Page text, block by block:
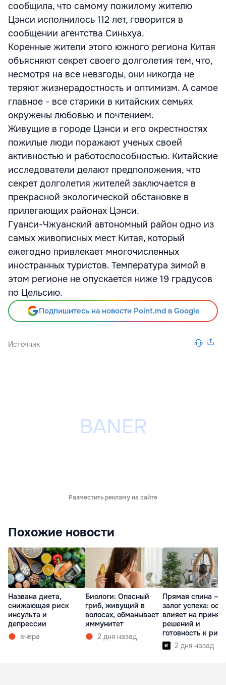
сообщила, что самому пожилому жителю
Цэнси исполнилось 112 лет, говорится в
сообщении агентства Синьхуа.
Коренные жители этого южного региона Китая
объясняют секрет своего долголетия тем, что,
несмотря на все невзгоды, они никогда не
теряют жизнерадостность и оптимизм. А самое
главное - все старики в китайских семьях
окружены любовью и почтением.
Живущие в городе Цэнси и его окрестностях
пожилые люди поражают ученых своей
активностью и работоспособностью. Китайские
исследователи делают предположения, что
секрет долголетия жителей заключается в
прекрасной экологической обстановке в
прилегающих районах Цэнси.
Гуанси-Чжуанский автономный район одно из
самых живописных мест Китая, который
ежегодно привлекает многочисленных
иностранных туристов. Температура зимой в
этом регионе не опускается ниже 19 градусов
по Цельсию.
Подпишитесь на новости Point.md в Google
Источник
Разместить рекламу на сайте
Похожие новости
Названа диета,
снижающая риск
инсульта и
депрессии
вчера
Биологи: Опасный
гриб, живущий в
волосах, обманывает
иммунитет
2 дня назад
Прямая спина —
залог успеха:
влияет на
решений и
готовность к
2 дня назад